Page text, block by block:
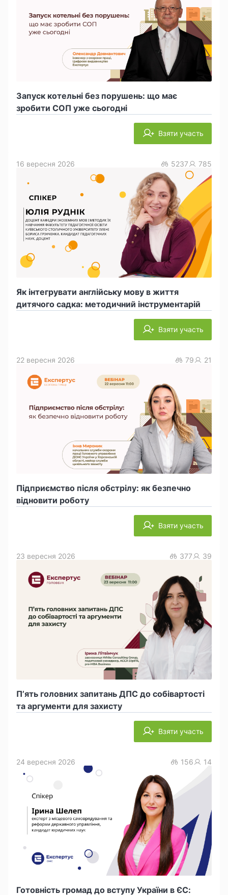
Запуск котельні без порушень: що має
зробити СОП уже сьогодні
Взяти участь
Як інтегрувати англійську мову в життя
дитячого садка: методичний інструментарій
16 вересня 2026 5237 785
Взяти участь
Підприємство після обстрілу: як безпечно
відновити роботу
22 вересня 2026 79 21
Взяти участь
П’ять головних запитань ДПС до собівартості
та аргументи для захисту
23 вересня 2026 377 39
Взяти участь
Готовність громад до вступу України в ЄС:
24 вересня 2026 156 14